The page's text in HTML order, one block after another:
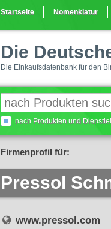
Startseite Nomenklatur
Die
Die Einkaufsdatenbank für den
nach Produkten und
Firmenprofil für:
Pressol
www.pressol.com